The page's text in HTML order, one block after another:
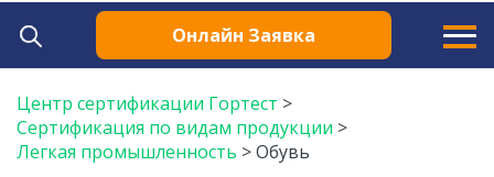
Онлайн Заявка
Центр сертификации Гортест >
Сертификация по видам продукции >
Легкая промышленность >Обувь